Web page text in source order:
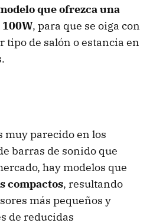
que ofrezca una
, para que se oiga con
tipo de salón o estancia en
muy parecido en los
barras de sonido que
hay modelos que
compactos, resultando
más pequeños y
de reducidas